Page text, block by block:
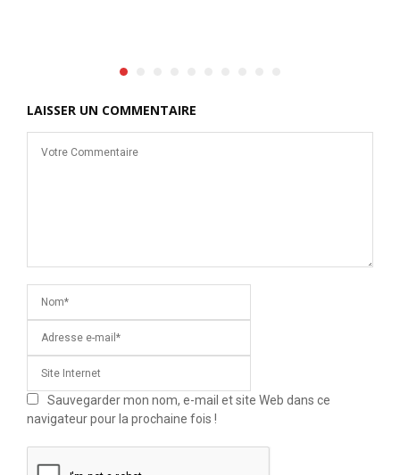
LAISSER UN COMMENTAIRE
Sauvegarder mon nom, e-mail et site Web dans ce
navigateur pour la prochaine fois !